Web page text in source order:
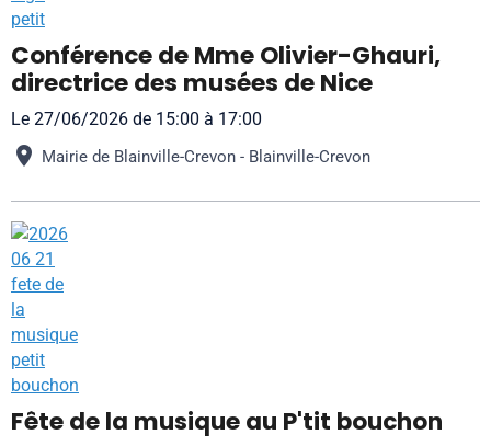
Conférence de Mme Olivier-Ghauri,
directrice des musées de Nice
Le 27/06/2026 de 15:00 à 17:00
Mairie de Blainville-Crevon - Blainville-Crevon
Fête de la musique au P'tit bouchon